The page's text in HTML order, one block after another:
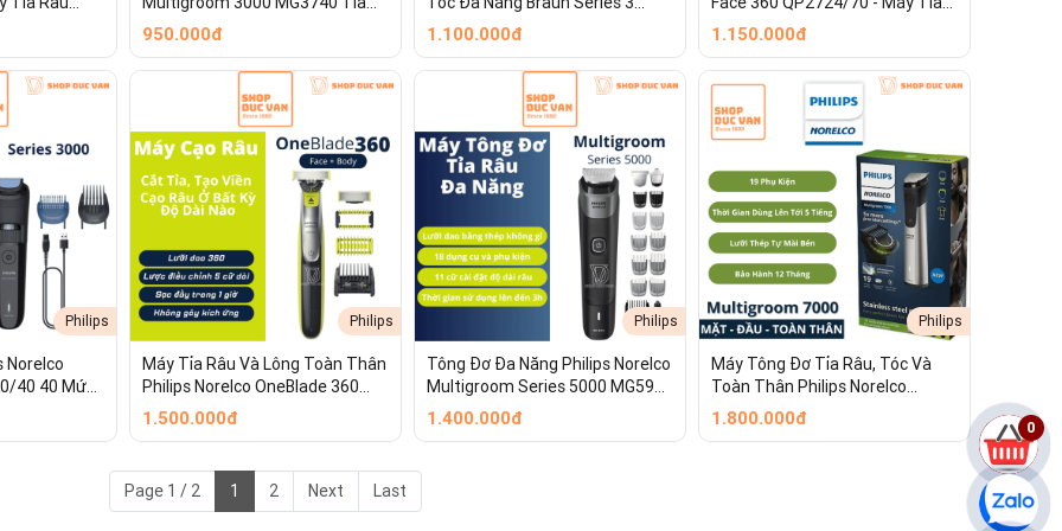
1)
chăm sóc cho từng vùng trên cơ thể:
bén, giúp cắt tỉa nhanh chóng, hiệu quả và chính xác. Đây là đầu máy cơ bản dùng để cắt tóc, tỉa râu hoặc kết hợp với các
sát và làm sạch các vùng râu ngắn trên khuôn mặt (như vùng má, cằm hoặc dưới cổ), mang lại bề mặt da nhẵn mịn sau khi tỉa.
trụ nhỏ gọn, giúp tiếp cận và cắt tỉa các vùng lông thừa trong mũi và tai một cách an toàn, không gây đau rát hay trầy xước.
tạo kiểu, tỉa các đường viền râu sắc nét, sắc sảo hoặc tạo đường nét cho tóc mai, râu quai nón.
dụng màu trắng (có chữ BODY), được tối ưu hóa để bảo vệ và mang lại sự thoải mái tối đa khi chăm sóc các vùng lông
nhạy cảm).
IPX5 Pin
Râu Cắt Tóc Đa Năng Cho Mặt,
Sét
950.000đ
3450 5-Trong-1 Cho Nam
1.100.000đ
Râu & Tạo Viền Chống Báo Rát,
1.150.000đ
Philips
Norelco
40 40 Mức
Phút, Chống
Philips
Máy Tỉa Râu Và Lông Toàn Thân
Philips Norelco OneBlade 360
Face + Body QP2834/70 - Cạo
1.500.000đ
Philips
Tông Đơ Đa Năng Philips Norelco
Multigroom Series 5000 MG5910
Tỉa Râu, Tóc Và Toàn Thân 18
1.400.000đ
Philips
Máy Tông Đơ Tỉa Râu, Tóc Và
Toàn Thân Philips Norelco
Multigroom Series 7000 MG7910
1.800.000đ
Page 1 / 2 1 2 Next Last
0